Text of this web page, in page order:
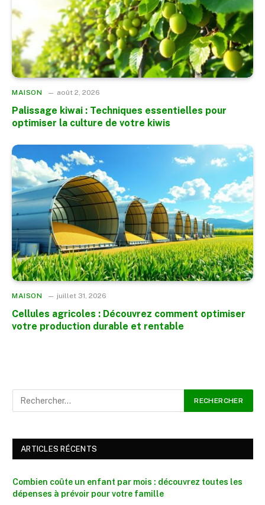
MAISON août 2, 2026
Palissage kiwai : Techniques essentielles pour
optimiser la culture de votre kiwis
MAISON juillet 31, 2026
Cellules agricoles : Découvrez comment optimiser
votre production durable et rentable
ARTICLES RÉCENTS
Combien coûte un enfant par mois : découvrez toutes les
dépenses à prévoir pour votre famille